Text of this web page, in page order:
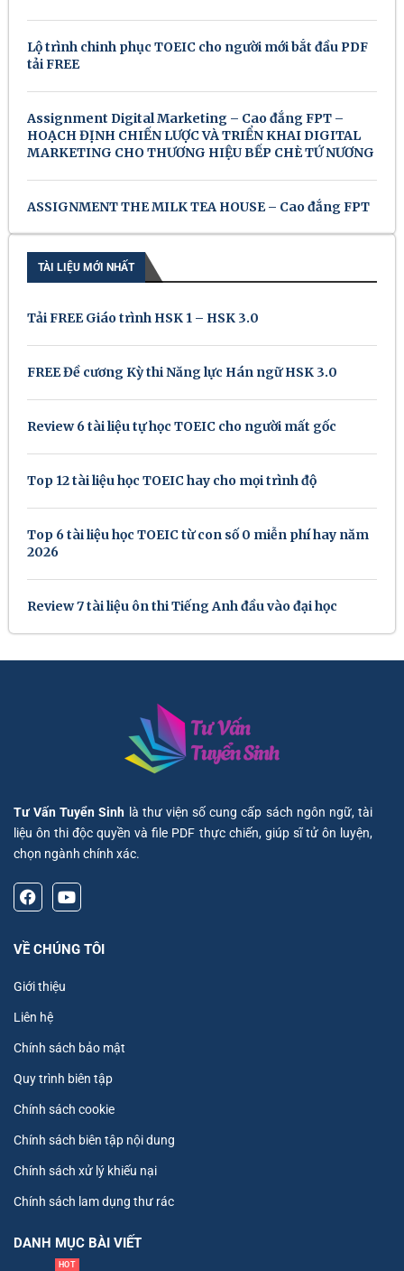
Lộ trình chinh phục TOEIC cho người mới bắt đầu PDF
tải FREE
Assignment Digital Marketing – Cao đẳng FPT –
HOẠCH ĐỊNH CHIẾN LƯỢC VÀ TRIỂN KHAI DIGITAL
MARKETING CHO THƯƠNG HIỆU BẾP CHÈ TỨ NƯƠNG
ASSIGNMENT THE MILK TEA HOUSE – Cao đẳng FPT
TÀI LIỆU MỚI NHẤT
Tải FREE Giáo trình HSK 1 – HSK 3.0
FREE Đề cương Kỳ thi Năng lực Hán ngữ HSK 3.0
Review 6 tài liệu tự học TOEIC cho người mất gốc
Top 12 tài liệu học TOEIC hay cho mọi trình độ
Top 6 tài liệu học TOEIC từ con số 0 miễn phí hay năm
2026
Review 7 tài liệu ôn thi Tiếng Anh đầu vào đại học
Tư Vấn Tuyển Sinh là thư viện số cung cấp sách ngôn ngữ, tài
liệu ôn thi độc quyền và file PDF thực chiến, giúp sĩ tử ôn luyện,
chọn ngành chính xác.
VỀ CHÚNG TÔI
Giới thiệu
Liên hệ
Chính sách bảo mật
Quy trình biên tập
Chính sách cookie
Chính sách biên tập nội dung
Chính sách xử lý khiếu nại
Chính sách lam dụng thư rác
DANH MỤC BÀI VIẾT
HOT